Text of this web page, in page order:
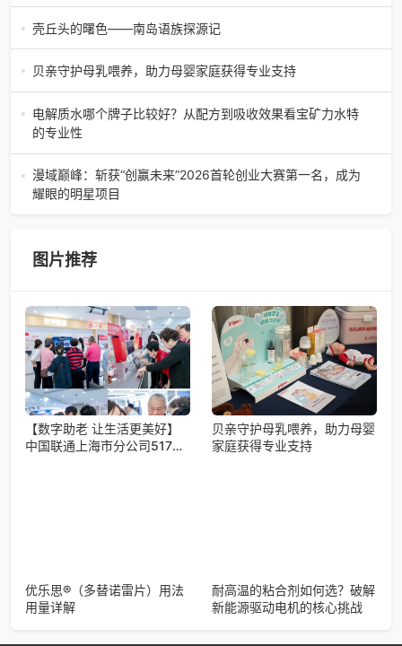
5月18日下午，顺德。 一场聚焦全球高端家具审美与涂装技
术变革行业盛会——“聚焦米兰·2026米兰国际家具展趋势分
壳丘头的曙色——南岛语族探源记
壳丘头的曙色——南岛语族探源记文 图/商成勇苍天合德化育
美麒麟（注1）于华夏神州东南柱础旁扎下文明根系峡海万年
贝亲守护母乳喂养，助力母婴家庭获得专业支持
母乳是婴儿与生俱来的天然滋养，不仅能满足成长关键所
需、构筑宝宝自身免疫防线，更在每一次喂养中编织着母婴
之间深厚的情感纽带。在
电解质水哪个牌子比较好？从配方到吸收效果看宝矿力水特
的专业性
健身房挥汗如雨后，货架前站了十分钟还是拿不定主意；夏
季户外活动，喝完一瓶水还喊渴；办公室开着空调久坐，总
感觉口干舌燥……我们发现生
漫域巅峰：斩获“创赢未来”2026首轮创业大赛第一名，成为
耀眼的明星项目
司在众多营收过亿、
图片推荐
【数字助老 让生活更美好】
中国联通上海市分公司517系
贝亲守护母乳喂养，助力母婴
家庭获得专业支持
优乐思®（多替诺雷片）用法
用量详解
耐高温的粘合剂如何选？破解
新能源驱动电机的核心挑战